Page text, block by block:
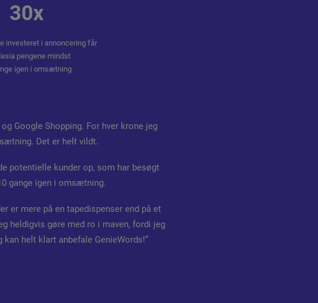
30x
investeret i annoncering får
pengene mindst
igen i omsætning
Google Shopping. For hver krone jeg
Det er helt vildt.
potentielle kunder op, som har besøgt
gange igen i omsætning.
er mere på en tapedispenser end på et
heldigvis gøre med ro i maven, fordi jeg
helt klart anbefale GenieWords!”